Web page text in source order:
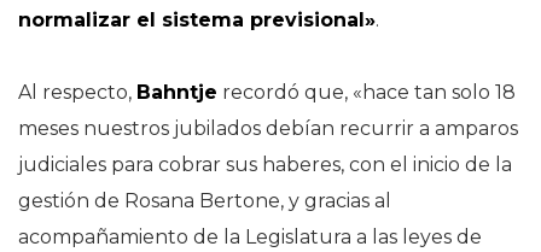
normalizar el sistema previsional».
Al respecto, Bahntje recordó que, «hace tan solo 18
meses nuestros jubilados debían recurrir a amparos
judiciales para cobrar sus haberes, con el inicio de la
gestión de Rosana Bertone, y gracias al
acompañamiento de la Legislatura a las leyes de